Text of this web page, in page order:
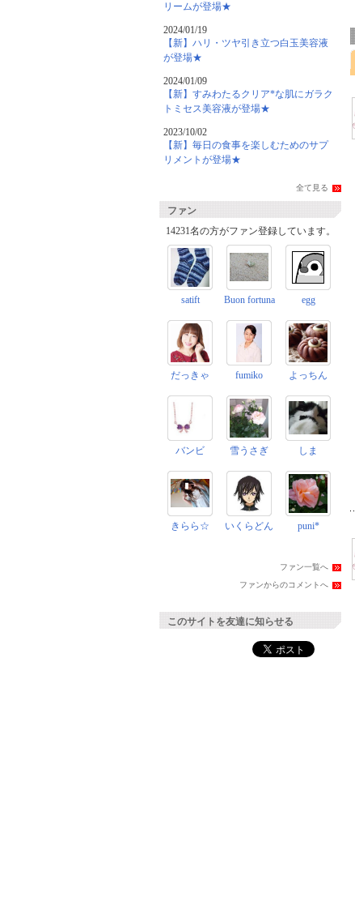
リームが登場★
2024/01/19
【新】ハリ・ツヤ引き立つ白玉美容液
が登場★
2024/01/09
【新】すみわたるクリア*な肌にガラク
トミセス美容液が登場★
2023/10/02
【新】毎日の食事を楽しむためのサプ
リメントが登場★
全て見る
ファン
14231名の方がファン登録しています。
satift Buon fortuna egg
だっきゃ fumiko よっちん
バンビ 雪うさぎ しま
きらら☆ いくらどん puni*
ファン一覧へ
ファンからのコメントへ
このサイトを友達に知らせる